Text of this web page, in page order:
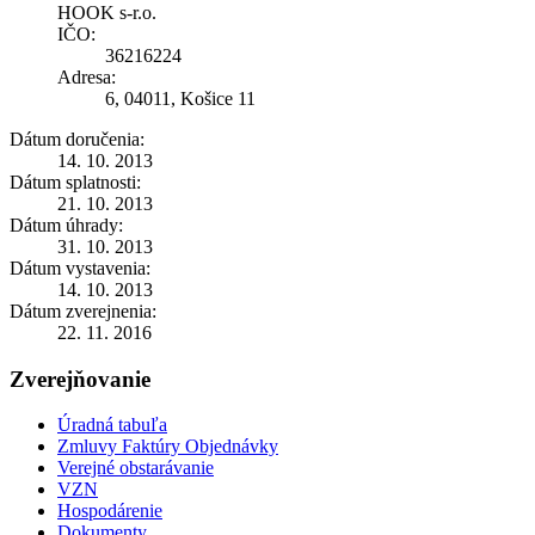
HOOK s-r.o.
IČO:
36216224
Adresa:
6, 04011, Košice 11
Dátum doručenia:
14. 10. 2013
Dátum splatnosti:
21. 10. 2013
Dátum úhrady:
31. 10. 2013
Dátum vystavenia:
14. 10. 2013
Dátum zverejnenia:
22. 11. 2016
Zverejňovanie
Úradná tabuľa
Zmluvy Faktúry Objednávky
Verejné obstarávanie
VZN
Hospodárenie